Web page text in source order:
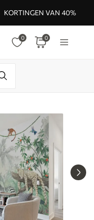
KORTINGEN VAN 40%
0 0